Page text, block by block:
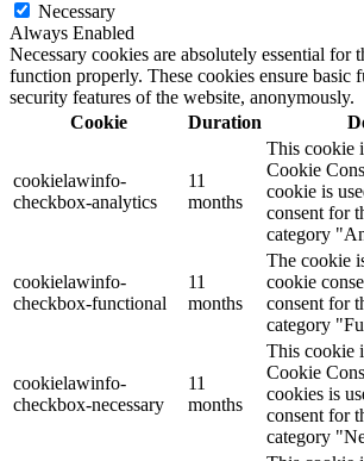
Necessary
Always Enabled
Necessary cookies are absolutely essential for
function properly. These cookies ensure basic
security features of the website, anonymously.
Cookie
Duration
cookielawinfo-
checkbox-analytics
11
months
This cookie
Cookie
cookie is
consent for
category
cookielawinfo-
checkbox-functional
11
months
The cookie
cookie
consent for
category
cookielawinfo-
checkbox-necessary
11
months
This cookie
Cookie
cookies is
consent for
category